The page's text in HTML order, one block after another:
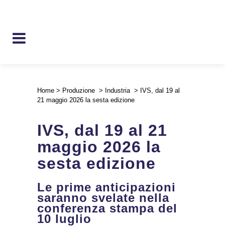
Home > Produzione > Industria > IVS, dal 19 al
21 maggio 2026 la sesta edizione
IVS, dal 19 al 21
maggio 2026 la
sesta edizione
Le prime anticipazioni
saranno svelate nella
conferenza stampa del
10 luglio